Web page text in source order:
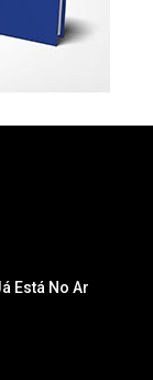
Está No Ar